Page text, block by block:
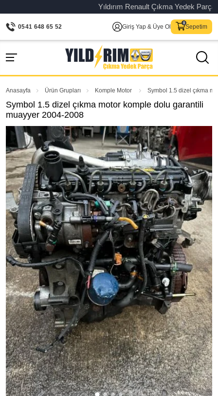
Yıldırım Renault Çıkma Yedek Parça
0541 648 65 52 Giriş Yap & Üye Ol Sepetim
Anasayfa Ürün Grupları Komple Motor Symbol 1.5 dizel çıkma
Symbol 1.5 dizel çıkma motor komple dolu garantili
muayyer 2004-2008